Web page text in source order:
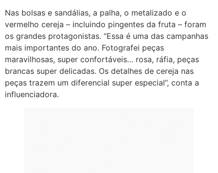
Nas bolsas e sandálias, a palha, o metalizado e o
vermelho cereja – incluindo pingentes da fruta – foram
os grandes protagonistas. “Essa é uma das campanhas
mais importantes do ano. Fotografei peças
maravilhosas, super confortáveis… rosa, ráfia, peças
brancas super delicadas. Os detalhes de cereja nas
peças trazem um diferencial super especial”, conta a
influenciadora.